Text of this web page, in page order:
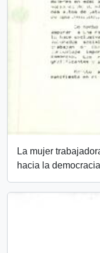
La mujer
hacia la